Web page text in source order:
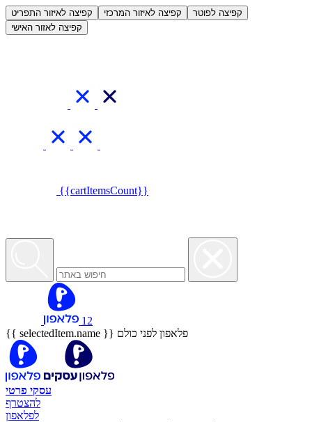
קפיצה לאיזור התפריט קפיצה לאיזור המרכזי
קפיצה לפוטר
קפיצה לאזור האישי
{{cartItemsCount}}
12
{{ selectedItem.name }} פלאפון לפני כולם
עסקי פרטי
להצטרף
לפלאפון